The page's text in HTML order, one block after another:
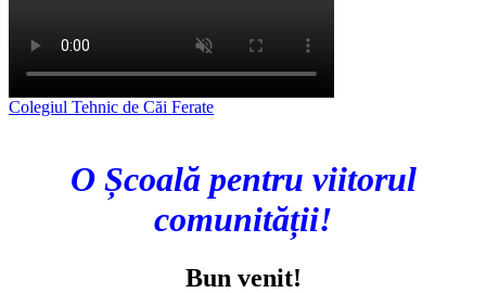
Colegiul Tehnic de Căi Ferate
O Școală pentru viitorul
comunității!
Bun venit!